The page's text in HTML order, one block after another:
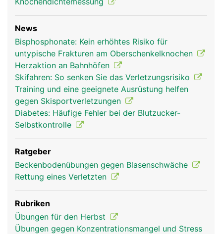
News
Bisphosphonate: Kein erhöhtes Risiko für
untypische Frakturen am Oberschenkelknochen
Herzaktion an Bahnhöfen
Skifahren: So senken Sie das Verletzungsrisiko
Training und eine geeignete Ausrüstung helfen
gegen Skisportverletzungen
Diabetes: Häufige Fehler bei der Blutzucker-
Selbstkontrolle
Ratgeber
Beckenbodenübungen gegen Blasenschwäche
Rettung eines Verletzten
Rubriken
Übungen für den Herbst
Übungen gegen Konzentrationsmangel und Stress